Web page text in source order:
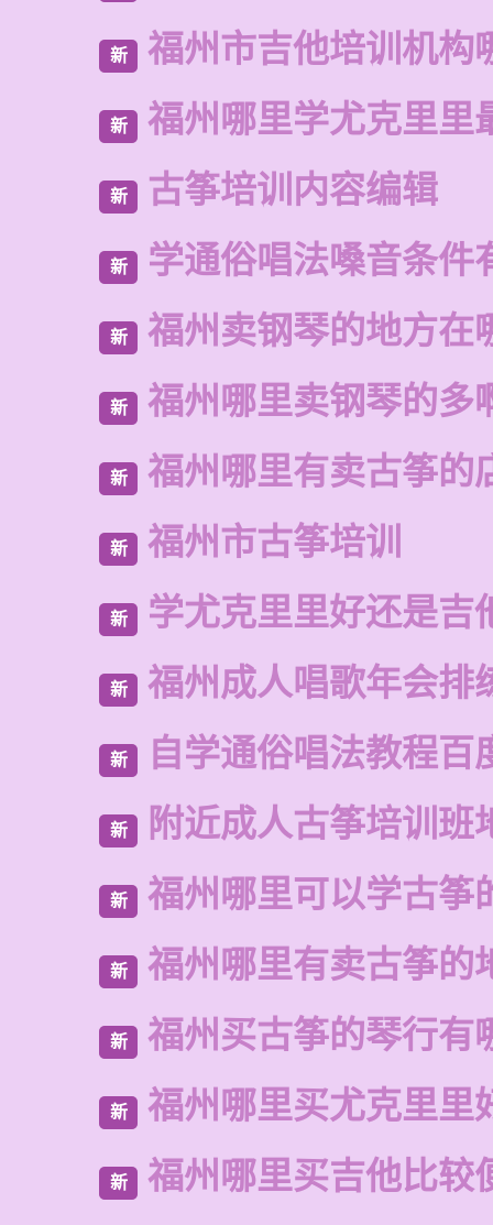
新 福州市吉他培训机构
新 福州哪里学尤克里里
新 古筝培训内容编辑
新 学通俗唱法嗓音条件
新 福州卖钢琴的地方在
新 福州哪里卖钢琴的多
新 福州哪里有卖古筝的
新 福州市古筝培训
新 学尤克里里好还是吉
新 福州成人唱歌年会排
新 自学通俗唱法教程百
新 附近成人古筝培训班
新 福州哪里可以学古筝
新 福州哪里有卖古筝的
新 福州买古筝的琴行有
新 福州哪里买尤克里里
新 福州哪里买吉他比较